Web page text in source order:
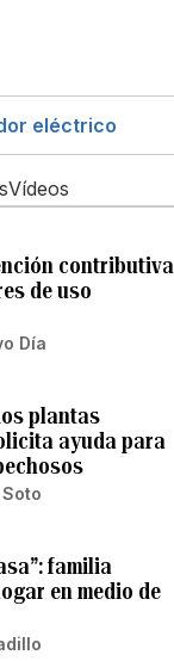
eléctrico
Vídeos
contributiva
de uso
Día
plantas
ayuda para
familia
en medio de